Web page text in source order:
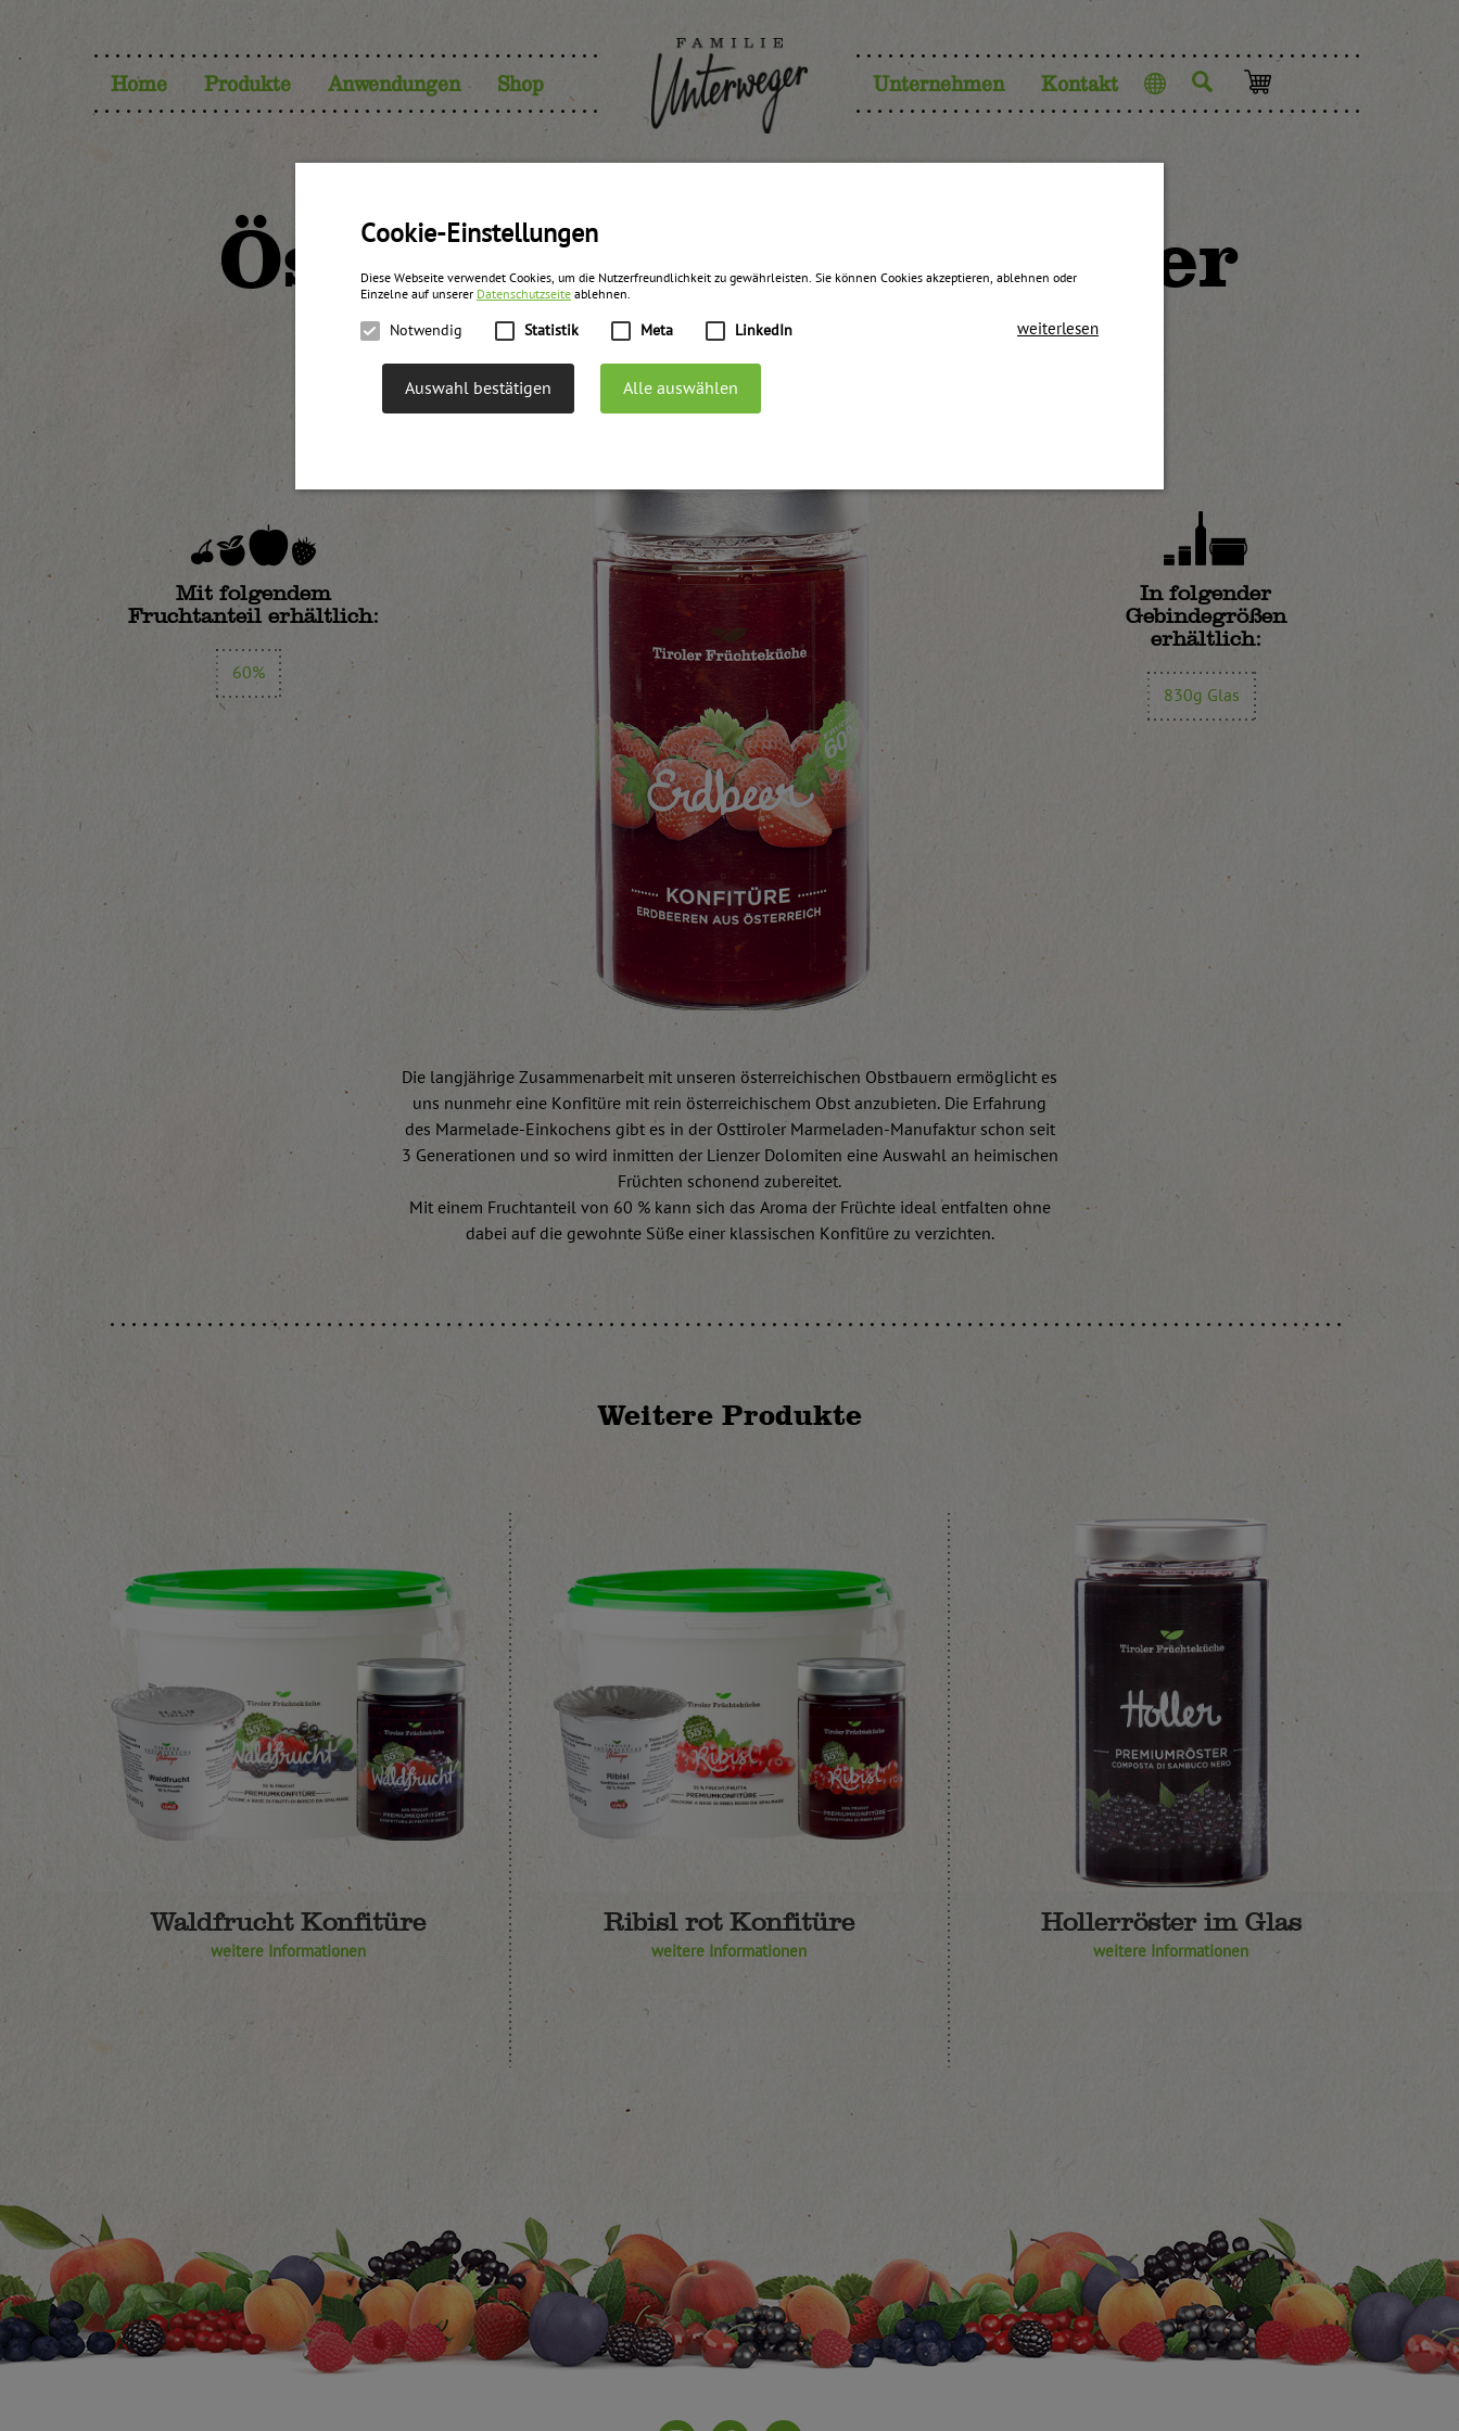
Cookie-Einstellungen
Diese Webseite verwendet Cookies, um die Nutzerfreundlichkeit zu gewährleisten. Sie können Cookies akzeptieren, ablehnen oder
Einzelne auf unserer Datenschutzseite ablehnen.
Notwendig Statistik Meta LinkedIn weiterlesen
Auswahl bestätigen Alle auswählen
Home Produkte Anwendungen Shop Unternehmen Kontakt Sprache
Österreichische Erdbeer
Konfitüre
Mit folgendem
Fruchtanteil erhältlich:
60%
In folgender
Gebindegrößen
erhältlich:
830g Glas
Die langjährige Zusammenarbeit mit unseren österreichischen Obstbauern ermöglicht es
uns nunmehr eine Konfitüre mit rein österreichischem Obst anzubieten. Die Erfahrung
des Marmelade-Einkochens gibt es in der Osttiroler Marmeladen-Manufaktur schon seit
3 Generationen und so wird inmitten der Lienzer Dolomiten eine Auswahl an heimischen
Früchten schonend zubereitet.
Mit einem Fruchtanteil von 60 % kann sich das Aroma der Früchte ideal entfalten ohne
dabei auf die gewohnte Süße einer klassischen Konfitüre zu verzichten.
Weitere Produkte
Waldfrucht Konfitüre
weitere Informationen
Ribisl rot Konfitüre
weitere Informationen
Hollerröster im Glas
weitere Informationen